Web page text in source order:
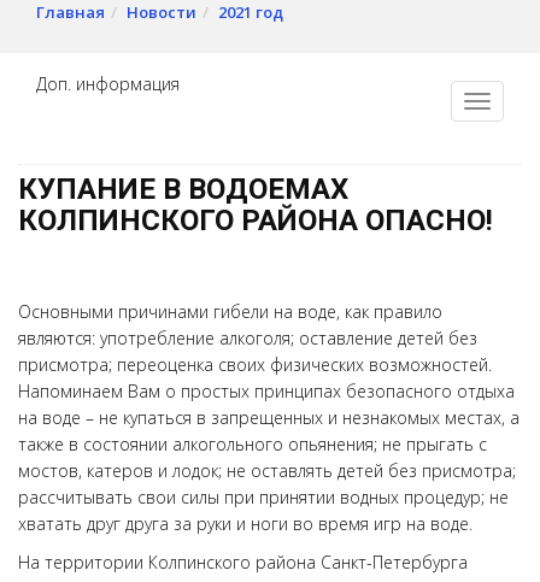
Главная Новости 2021 год
Доп. информация
КУПАНИЕ В ВОДОЕМАХ
КОЛПИНСКОГО РАЙОНА ОПАСНО!
Основными причинами гибели на воде, как правило
являются: употребление алкоголя; оставление детей без
присмотра; переоценка своих физических возможностей.
Напоминаем Вам о простых принципах безопасного отдыха
на воде – не купаться в запрещенных и незнакомых местах, а
также в состоянии алкогольного опьянения; не прыгать с
мостов, катеров и лодок; не оставлять детей без присмотра;
рассчитывать свои силы при принятии водных процедур; не
хватать друг друга за руки и ноги во время игр на воде.
На территории Колпинского района Санкт-Петербурга